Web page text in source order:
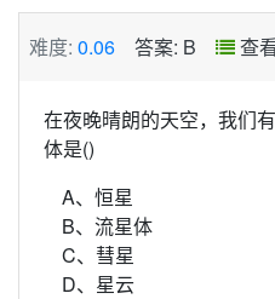
难度: 0.06 答案: B 查
在夜晚晴朗的天空，我们
体是()
A、恒星
B、流星体
C、彗星
D、星云